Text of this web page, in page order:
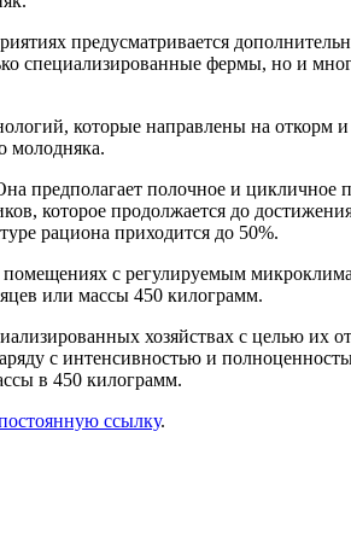
предусматривается
специализированные фермы, но и
которые направлены на
молодняка.
предполагает полочное и цикличное
которое продолжается до
рациона приходится до 50%.
с регулируемым
или массы 450 килограмм.
хозяйствах с целью их
с интенсивностью и
в 450 килограмм.
ссылку.